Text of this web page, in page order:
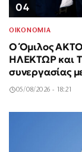
04
ΟΙΚΟΝΟΜΙΑ
Ο Όμιλος
ΗΛΕΚΤΩΡ και
συνεργασίας
05/08/2026 - 18:21